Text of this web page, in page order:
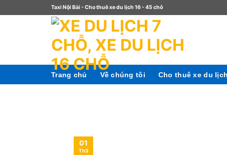
Taxi Nội Bài - Cho thuê xe du lịch 16 - 45 chỗ
Trang chủ Về chúng tôi Cho thuê xe du
01
Th3